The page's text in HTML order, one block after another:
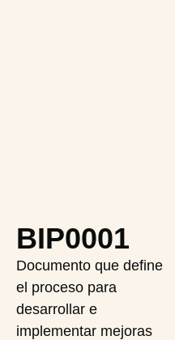
BIP0001
Documento que define
el proceso para
desarrollar e
implementar mejoras